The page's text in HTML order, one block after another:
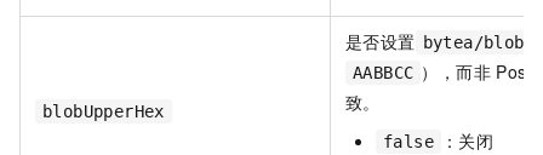
blobUpperHex
是否设置 bytea/blob
AABBCC ），而非
致。
false ：关闭